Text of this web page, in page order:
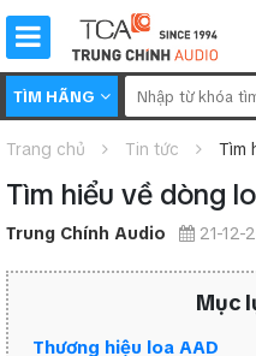
TÌM HÃNG
Trang chủ Tin tức Tìm
Tìm hiểu về dòng
Trung Chính Audio 21-12-
Mục
Thương hiệu loa AAD